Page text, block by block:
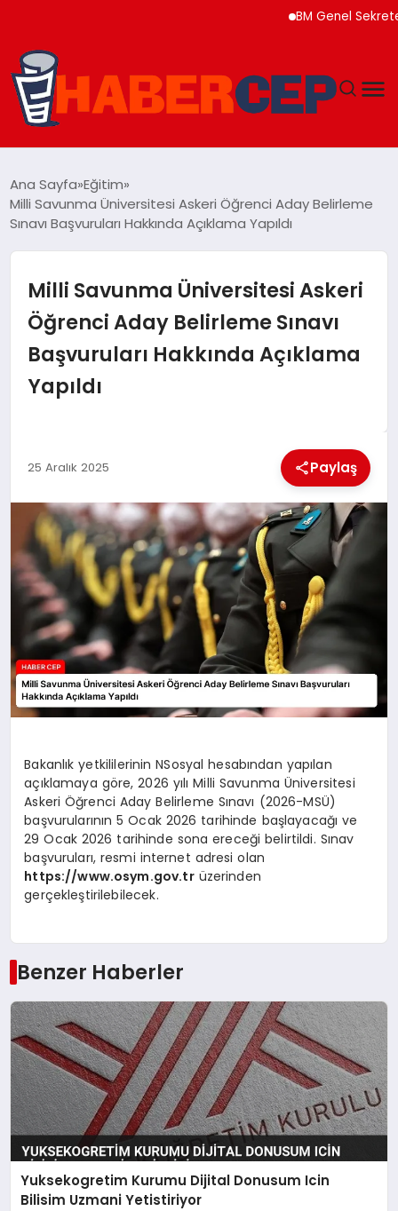
BM Genel Sekreteri
GÜNDEM
EĞITIM
SOSYAL MEDYA
KÜLTÜREL
Ana Sayfa Eğitim
Milli Savunma Üniversitesi Askeri Öğrenci Aday Belirleme
Sınavı Başvuruları Hakkında Açıklama Yapıldı
Milli Savunma Üniversitesi Askeri
Öğrenci Aday Belirleme Sınavı
Başvuruları Hakkında Açıklama
Yapıldı
25 Aralık 2025 Paylaş
Bakanlık yetkililerinin NSosyal hesabından yapılan
açıklamaya göre, 2026 yılı Milli Savunma Üniversitesi
Askeri Öğrenci Aday Belirleme Sınavı (2026-MSÜ)
başvurularının 5 Ocak 2026 tarihinde başlayacağı ve
29 Ocak 2026 tarihinde sona ereceği belirtildi. Sınav
başvuruları, resmi internet adresi olan
https://www.osym.gov.trüzerinden
gerçekleştirilebilecek.
Benzer Haberler
Yuksekogretim Kurumu Dijital Donusum Icin
Bilisim Uzmani Yetistiriyor